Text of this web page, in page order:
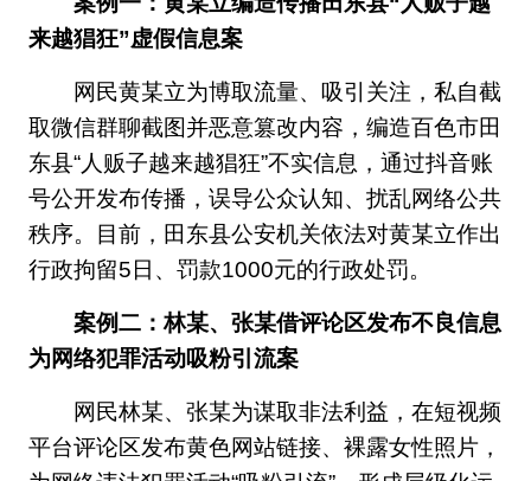
来越猖狂”虚假信息案
网民黄某立为博取流量、吸引关注，私自截
取微信群聊截图并恶意篡改内容，编造百色市田
东县“人贩子越来越猖狂”不实信息，通过抖音账
号公开发布传播，误导公众认知、扰乱网络公共
秩序。目前，田东县公安机关依法对黄某立作出
行政拘留5日、罚款1000元的行政处罚。
案例二：林某、张某借评论区发布不良信息
为网络犯罪活动吸粉引流案
网民林某、张某为谋取非法利益，在短视频
平台评论区发布黄色网站链接、裸露女性照片，